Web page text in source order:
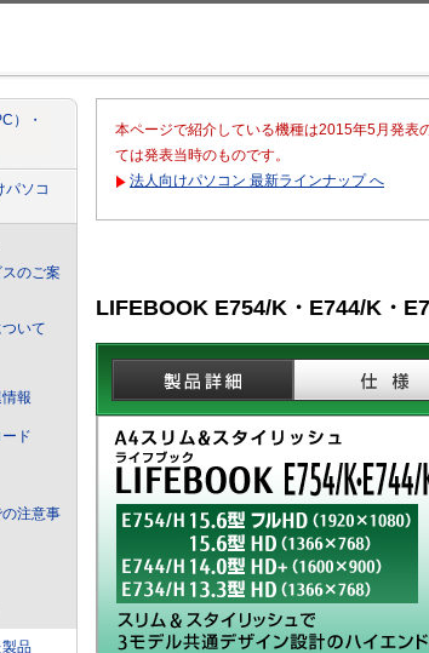
）・
パソコ
のご案
いて
報
ド
注意事
品
本ページで紹介している機種は2015年5月発表
ては発表当時のものです。
法人向けパソコン 最新ラインナップ へ
LIFEBOOK E754/K・E744/K・